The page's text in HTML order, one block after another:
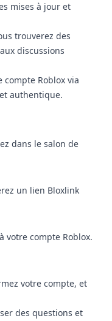
mises à jour et
trouverez des
discussions
Roblox via
authentique.
dans le salon de
un lien Bloxlink
votre compte Roblox.
votre compte, et
des questions et